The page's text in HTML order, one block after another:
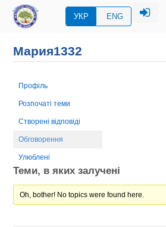
УКР ENG
Мария1332
Профіль
Розпочаті теми
Створені відповіді
Обговорення
Улюблені
Теми, в яких залучені
Oh, bother! No topics were found here.